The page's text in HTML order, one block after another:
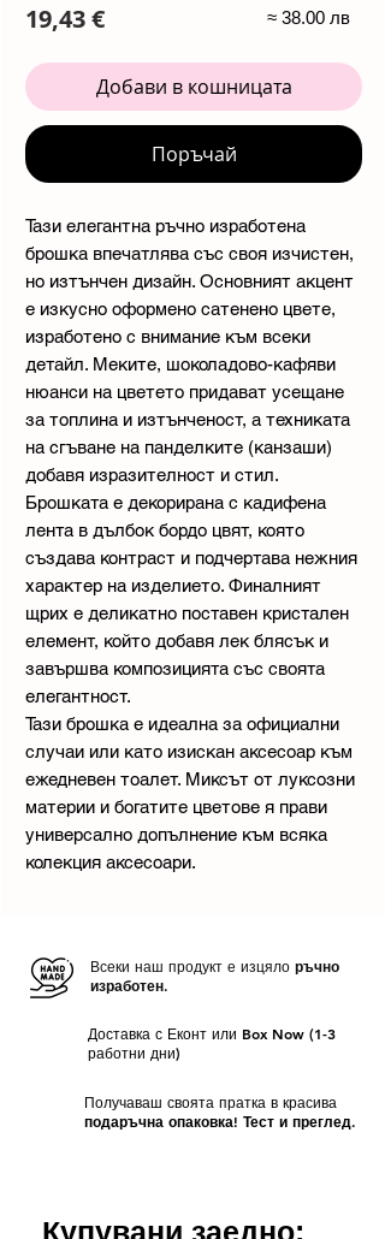
19,43 €Цена
Добави в кошницата
Поръчай
Тази елегантна ръчно изработена
брошка впечатлява със своя изчистен,
но изтънчен дизайн. Основният акцент
е изкусно оформено сатенено цвете,
изработено с внимание към всеки
детайл. Меките, шоколадово-кафяви
нюанси на цветето придават усещане
за топлина и изтънченост, а техниката
на сгъване на панделките (канзаши)
добавя изразителност и стил.
Брошката е декорирана с кадифена
лента в дълбок бордо цвят, която
създава контраст и подчертава нежния
характер на изделието. Финалният
щрих е деликатно поставен кристален
елемент, който добавя лек блясък и
завършва композицията със своята
елегантност.
Тази брошка е идеална за официални
случаи или като изискан аксесоар към
ежедневен тоалет. Миксът от луксозни
материи и богатите цветове я прави
универсално допълнение към всяка
колекция аксесоари.
≈ 38.00 лв
Всеки наш продукт е изцяло ръчно
изработен.
Доставка с Еконт или Box Now (1-3
работни дни)
Получаваш своята пратка в красива
подаръчна опаковка! Тест и преглед.
Купувани заедно: